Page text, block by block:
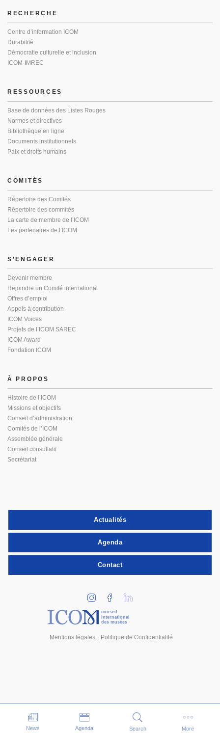
Evénements
News Agenda Search More
RECHERCHE
Centre d’information ICOM
Durabilité
Démocratie culturelle et inclusion
ICOM-IMREC
RESSOURCES
Base de données des Listes Rouges
Normes et directives
Bibliothèque en ligne
Documents institutionnels
Paix et droits humains
COMITÉS
Répertoire des Comités
Répertoire des commités
La carte de membre de l’ICOM
Les partenaires de l’ICOM
S’ENGAGER
Devenir membre
Rejoindre un Comité international
Offres d’emploi
Appels à contribution
ICOM Voices
Projets de l’ICOM SAREC
ICOM Award
Fondation ICOM
À PROPOS
Histoire de l’ICOM
Missions et objectifs
Conseil d’administration
Comités de l’ICOM
Assemblée générale
Conseil consultatif
Secrétariat
Actualités
Agenda
Contact
conseil
international
des musées
Mentions légales Politique de Confidentialité